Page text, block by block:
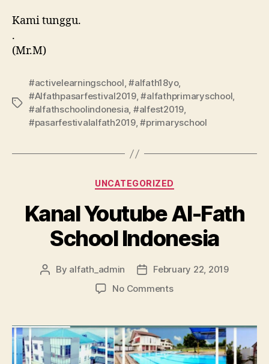
Kami tunggu.
.
(Mr.M)
#activelearningschool,#alfath18yo,
#Alfathpasarfestival2019,#alfathprimaryschool,
#alfathschoolindonesia, #alfest2019,
#pasarfestivalalfath2019,#primaryschool
UNCATEGORIZED
Kanal Youtube Al-Fath
School Indonesia
By alfath_admin
February 22, 2019
No Comments